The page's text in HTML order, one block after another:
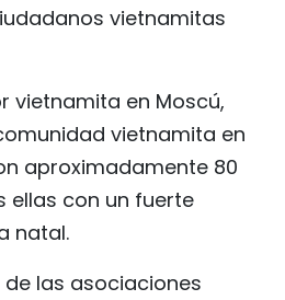
vietnamitas
vietnamita en Moscú,
vietnamita en
aproximadamente 80
ellas con un fuerte
natal.
las asociaciones